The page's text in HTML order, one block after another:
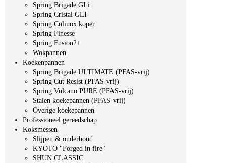
Spring Brigade GLi
Spring Cristal GLI
Spring Culinox koper
Spring Finesse
Spring Fusion2+
Wokpannen
Koekenpannen
Spring Brigade ULTIMATE (PFAS-vrij)
Spring Cut Resist (PFAS-vrij)
Spring Vulcano PURE (PFAS-vrij)
Stalen koekepannen (PFAS-vrij)
Overige koekepannen
Professioneel gereedschap
Koksmessen
Slijpen & onderhoud
KYOTO "Forged in fire"
SHUN CLASSIC